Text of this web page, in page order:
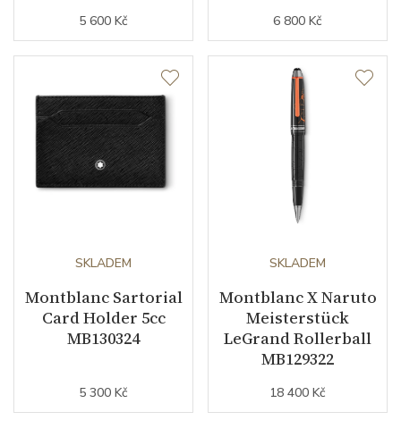
5 600 Kč 6 800 Kč
SKLADEM
Montblanc Sartorial
Card Holder 5cc
MB130324
5 300 Kč
SKLADEM
Montblanc X Naruto
Meisterstück
LeGrand Rollerball
MB129322
18 400 Kč